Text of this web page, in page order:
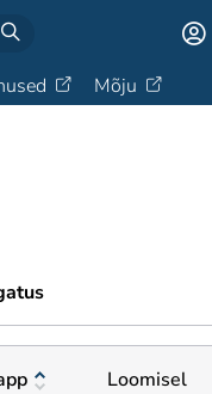
Mõju
Loomisel